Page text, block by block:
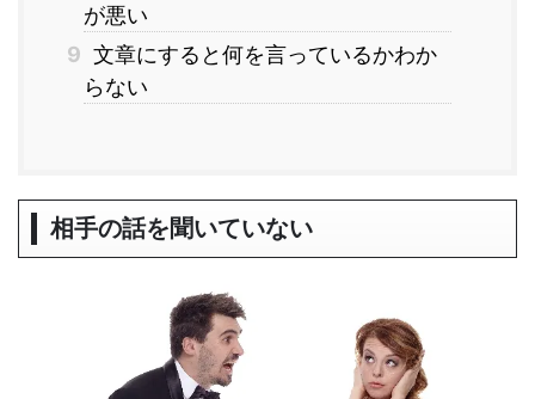
が悪い
9 文章にすると何を言っているかわか
らない
相手の話を聞いていない